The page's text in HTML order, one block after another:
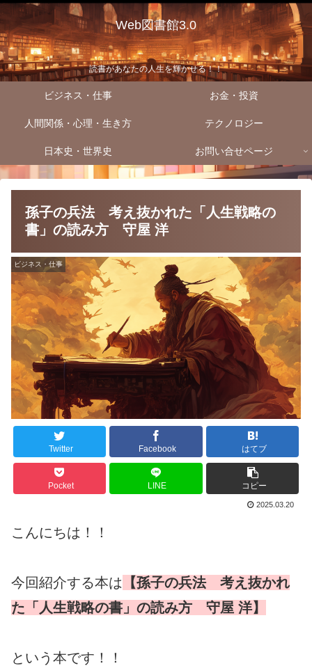
Web図書館3.0
読書があなたの人生を輝かせる！！
ビジネス・仕事 お金・投資
人間関係・心理・生き方 テクノロジー
日本史・世界史 お問い合せページ
孫子の兵法 考え抜かれた「人生戦略の
書」の読み方 守屋 洋
ビジネス・仕事
Twitter Facebook はてブ
Pocket LINE コピー
2025.03.20
こんにちは！！
今回紹介する本は 【孫子の兵法 考え抜かれ
た「人生戦略の書」の読み方 守屋 洋】
という本です！！